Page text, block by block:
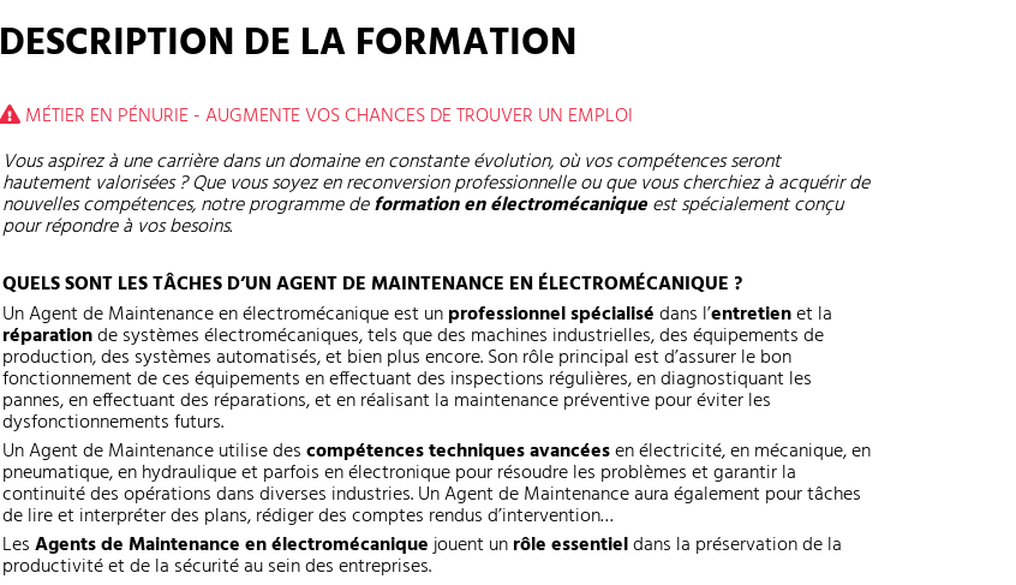
DESCRIPTION DE LA FORMATION
MÉTIER EN PÉNURIE - AUGMENTE VOS CHANCES DE TROUVER UN EMPLOI
Vous aspirez à une carrière dans un domaine en constante évolution, où vos compétences seront
hautement valorisées ? Que vous soyez en reconversion professionnelle ou que vous cherchiez à acquérir de
nouvelles compétences, notre programme deformation en électromécaniqueest spécialement conçu
pour répondre à vos besoins.
QUELS SONT LES TÂCHES D’UN AGENT DE MAINTENANCE EN ÉLECTROMÉCANIQUE ?
Un Agent de Maintenance en électromécanique est unprofessionnel spécialisédans l’entretienet la
réparationde systèmes électromécaniques, tels que des machines industrielles, des équipements de
production, des systèmes automatisés, et bien plus encore. Son rôle principal est d’assurer le bon
fonctionnement de ces équipements en effectuant des inspections régulières, en diagnostiquant les
pannes, en effectuant des réparations, et en réalisant la maintenance préventive pour éviter les
dysfonctionnements futurs.
Un Agent de Maintenance utilise descompétences techniques avancéesen électricité, en mécanique, en
pneumatique, en hydraulique et parfois en électronique pour résoudre les problèmes et garantir la
continuité des opérations dans diverses industries. Un Agent de Maintenance aura également pour tâches
de lire et interpréter des plans, rédiger des comptes rendus d’intervention…
LesAgents de Maintenance en électromécaniquejouent unrôle essentieldans la préservation de la
productivité et de la sécurité au sein des entreprises.